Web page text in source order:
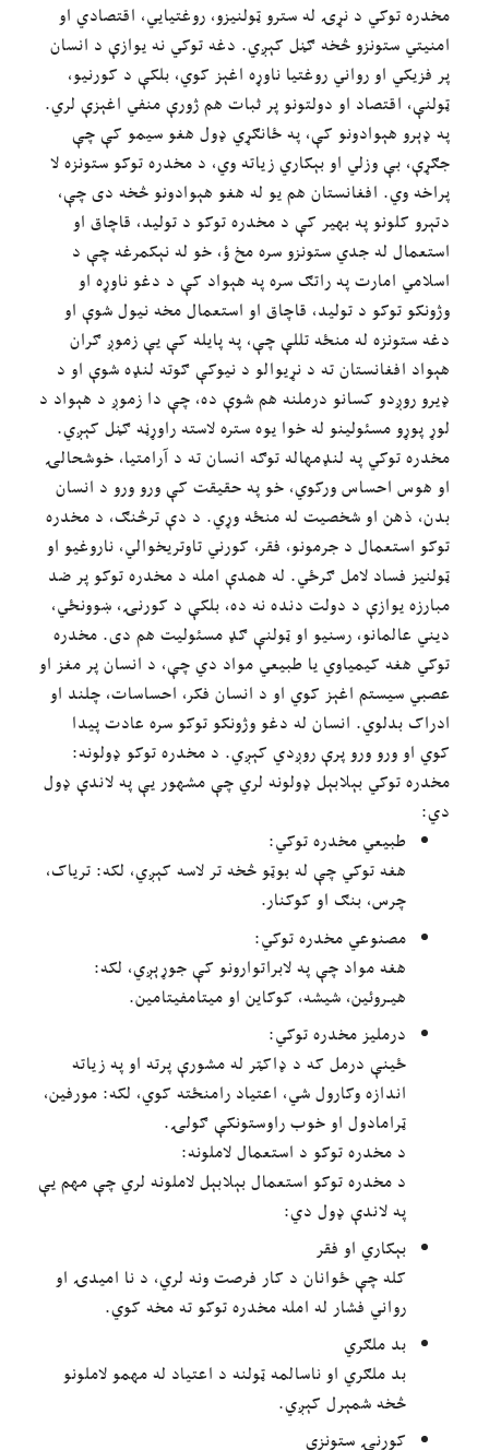
مخدره توکي د نړۍ له سترو ټولنیزو، روغتیايي، اقتصادي او
امنیتي ستونزو څخه ګڼل کېږي. دغه توکي نه یوازې د انسان
پر فزیکي او رواني روغتیا ناوړه اغېز کوي، بلکې د کورنیو،
ټولنې، اقتصاد او دولتونو پر ثبات هم ژورې منفي اغېزې لري.
په ډېرو هېوادونو کې، په ځانګړي ډول هغو سیمو کې چې
جګړې، بې وزلي او بېکاري زیاته وي، د مخدره توکو ستونزه لا
پراخه وي. افغانستان هم یو له هغو هېوادونو څخه دی چې،
دتېرو کلونو په بهیر کې د مخدره توکو د تولید، قاچاق او
استعمال له جدي ستونزو سره مخ ؤ، خو له نېکمرغه چې د
اسلامي امارت په راتګ سره په هېواد کې د دغو ناوړه او
وژونکو توکو د تولید، قاچاق او استعمال مخه نیول شوې او
دغه ستونزه له منځه تللې چې، په پایله کې یې زموږ ګران
هېواد افغانستان ته د نړیوالو د نیوکې ګوته لنډه شوې او د
ډیرو روږدو کسانو درملنه هم شوې ده، چې دا زموږ د هېواد د
لوړ پوړو مسئولینو له خوا یوه ستره لاسته راوړڼه ګڼل کېږي.
مخدره توکي په لنډمهاله توګه انسان ته د آرامتیا، خوشحالۍ
او هوس احساس ورکوي، خو په حقیقت کې ورو ورو د انسان
بدن، ذهن او شخصیت له منځه وړي. د دې ترڅنګ، د مخدره
توکو استعمال د جرمونو، فقر، کورني تاوتریخوالي، ناروغیو او
ټولنیز فساد لامل ګرځي. له همدې امله د مخدره توکو پر ضد
مبارزه یوازې د دولت دنده نه ده، بلکې د کورنۍ، ښوونځي،
دیني عالمانو، رسنیو او ټولنې ګډ مسئولیت هم دی. مخدره
توکي هغه کیمیاوي یا طبیعي مواد دي چې، د انسان پر مغز او
عصبي سیستم اغېز کوي او د انسان فکر، احساسات، چلند او
ادراک بدلوي. انسان له دغو وژونکو توکو سره عادت پیدا
کوي او ورو ورو پرې روږدي کېږي. د مخدره توکو ډولونه:
مخدره توکي بېلابېل ډولونه لري چې مشهور یې په لاندې ډول
دي:
طبیعي مخدره توکي:
هغه توکي چې له بوټو څخه تر لاسه کېږي، لکه: تریاک،
چرس، بنګ او کوکنار.
مصنوعي مخدره توکي:
هغه مواد چې په لابراتوارونو کې جوړېږي، لکه:
هیـروئین، شیشه، کوکاین او میتامفیتامین.
درملیز مخدره توکي:
ځینې درمل که د ډاکټر له مشورې پرته او په زیاته
اندازه وکارول شي، اعتیاد رامنځته کوي، لکه: مورفین،
ټرامادول او خوب راوستونکې ګولۍ.
د مخدره توکو د استعمال لاملونه:
د مخدره توکو استعمال بېلابېل لاملونه لري چې مهم یې
په لاندې ډول دي:
بېکاري او فقر
کله چې ځوانان د کار فرصت ونه لري، د نا امیدۍ او
رواني فشار له امله مخدره توکو ته مخه کوي.
بد ملګري
بد ملګري او ناسالمه ټولنه د اعتیاد له مهمو لاملونو
څخه شمېرل کېږي.
کورنۍ ستونزې